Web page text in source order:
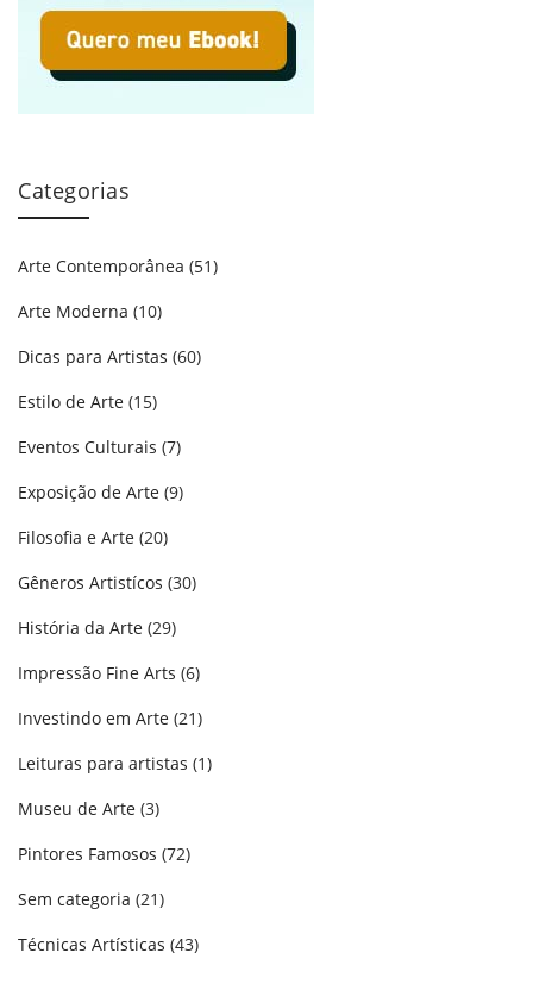
Categorias
Arte Contemporânea (51)
Arte Moderna (10)
Dicas para Artistas (60)
Estilo de Arte (15)
Eventos Culturais (7)
Exposição de Arte (9)
Filosofia e Arte (20)
Gêneros Artistícos (30)
História da Arte (29)
Impressão Fine Arts (6)
Investindo em Arte (21)
Leituras para artistas (1)
Museu de Arte (3)
Pintores Famosos (72)
Sem categoria (21)
Técnicas Artísticas (43)